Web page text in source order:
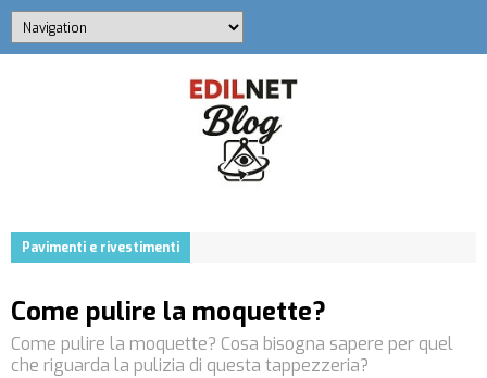
Pavimenti e rivestimenti
Come pulire la moquette?
Come pulire la moquette? Cosa bisogna sapere per quel
che riguarda la pulizia di questa tappezzeria?